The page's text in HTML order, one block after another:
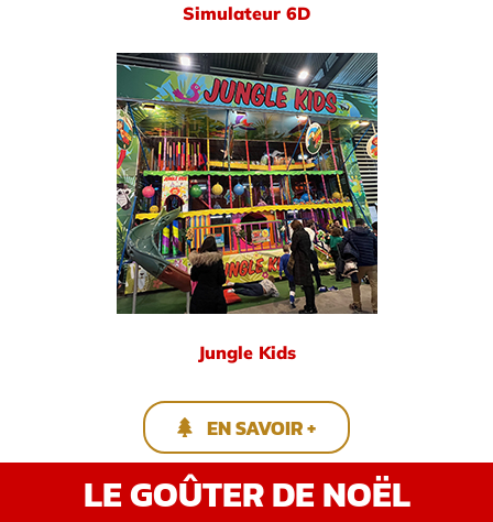
Simulateur 6D
Jungle Kids
EN SAVOIR +
LE GOÛTER DE NOËL